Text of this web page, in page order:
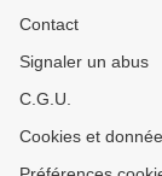
Contact
Signaler un abus
C.G.U.
Cookies et